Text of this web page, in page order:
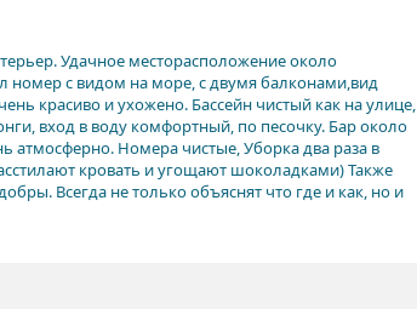
Удачное месторасположение около
номер с видом на море, с двумя балконами,вид
красиво и ухожено. Бассейн чистый как на улице,
вход в воду комфортный, по песочку. Бар около
атмосферно. Номера чистые, Уборка два раза в
кровать и угощают шоколадками) Также
Всегда не только объяснят что где и как, но и